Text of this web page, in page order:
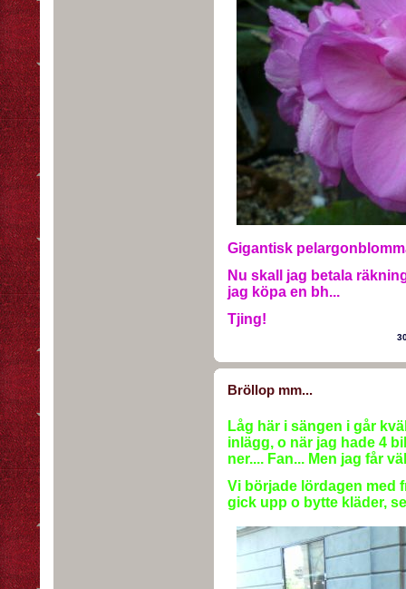
Gigantisk
Nu skall jag betala
jag köpa en bh...
Tjing!
Bröllop mm...
Låg här i sängen i går
inlägg, o när jag hade 4
ner.... Fan... Men jag får
Vi började lördagen med
gick upp o bytte kläder,